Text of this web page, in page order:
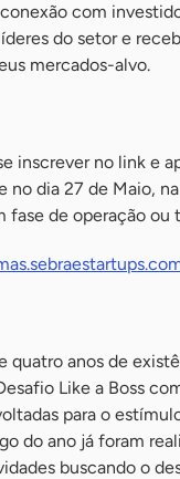
com
do setor e
mercados-alvo.
inscrever no link e
dia 27 de Maio,
fase de operação ou
quatro anos de
Like a Boss
para o
do ano já foram
buscando o